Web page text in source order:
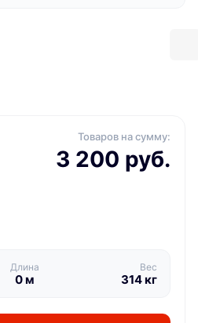
Товаров на сумму:
3 200 руб.
Длина
0м
Вес
314кг